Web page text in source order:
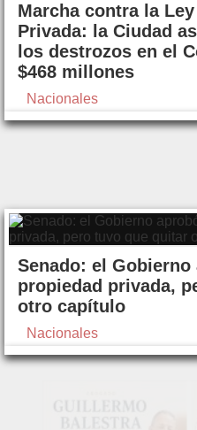
Marcha contra la
Privada: la Ciudad
los destrozos en el
$468 millones
Nacionales
Senado: el
propiedad privada,
otro capítulo
Nacionales